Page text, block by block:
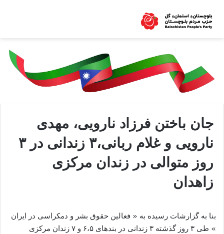
جان باختن فرزاد نارویی، مهدی
نارویی و غلام ربانی،۳ زندانی در ۳
روز متوالی در زندان مرکزی
زاهدان
بنا به گزارشات رسیده به « فعالین حقوق بشر و دمکراسی در ایران
» طی ۳ روز گذشته ۳ زندانی در بندهای ۶،۵ و ۷ زندان مرکزی